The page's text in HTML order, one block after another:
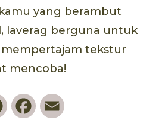
yang berambut
laverag berguna untuk
tekstur
mencoba!
PinterestFacebook